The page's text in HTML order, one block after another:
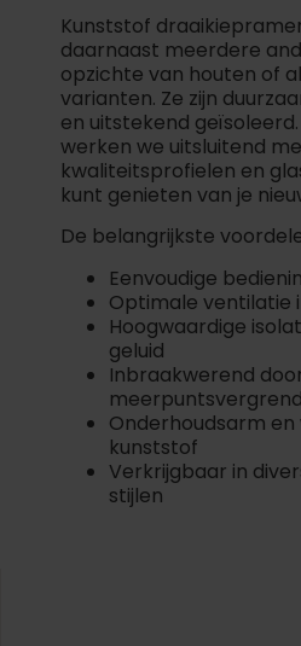
Kunststof
daarnaast meerdere
opzichte van houten of
varianten. Ze zijn
en uitstekend geïsoleerd.
werken we uitsluitend
kwaliteitsprofielen en
kunt genieten van je
De belangrijkste
Eenvoudige
Optimale ventilatie
Hoogwaardige
geluid
Inbraakwerend
Onderhoudsarm
kunststof
Verkrijgbaar in
stijlen